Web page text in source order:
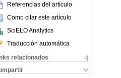
Referencias del artículo
Como citar este artículo
SciELO Analytics
Traducción automática
relacionados